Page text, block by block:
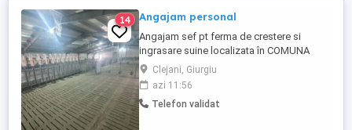
14 Angajam personal
Angajam sef pt ferma de crestere si
ingrasare suine localizata în COMUNA
CLEJANI jud GIURGIU. Dorim colaborare
pe termen lung. Salariu cuprins intre 4000-
8000
Clejani, Giurgiu
azi 11:56
Telefon validat